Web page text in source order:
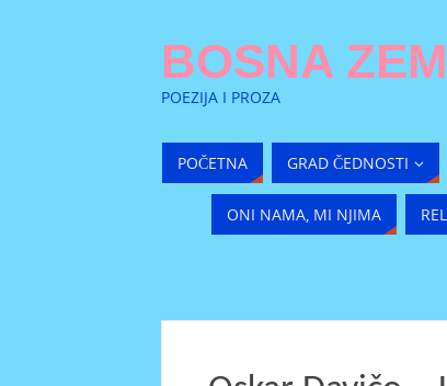
BOSNA
POEZIJA I PROZA
POČETNA GRAD ČEDNOSTI
ONI NAMA, MI NJIMA